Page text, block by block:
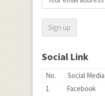
Social Link
No. Social Media
1.
Facebook